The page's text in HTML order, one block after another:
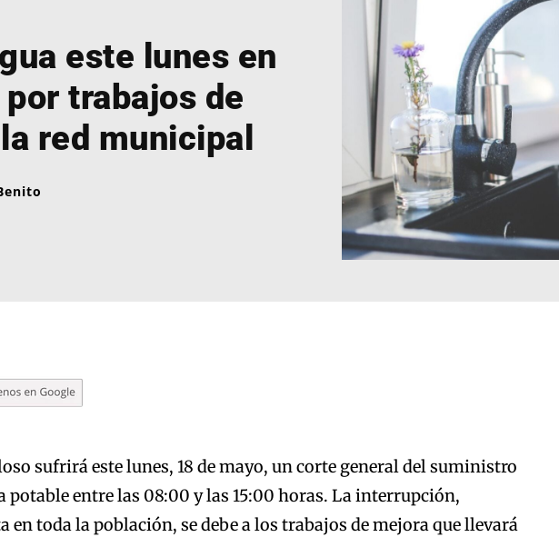
este lunes en
trabajos de
red municipal
sufrirá este lunes, 18 de mayo, un corte general del suministro
potable entre las 08:00 y las 15:00 horas. La interrupción,
en toda la población, se debe a los trabajos de mejora que llevará